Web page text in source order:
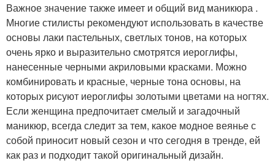
Важное значение также имеет и общий вид маникюра .
Многие стилисты рекомендуют использовать в качестве
основы лаки пастельных, светлых тонов, на которых
очень ярко и выразительно смотрятся иероглифы,
нанесенные черными акриловыми красками. Можно
комбинировать и красные, черные тона основы, на
которых рисуют иероглифы золотыми цветами на ногтях.
Если женщина предпочитает смелый и загадочный
маникюр, всегда следит за тем, какое модное веянье с
собой приносит новый сезон и что сегодня в тренде, ей
как раз и подходит такой оригинальный дизайн.